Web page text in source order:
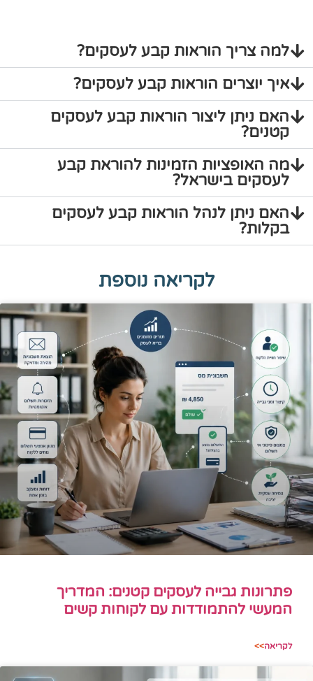
למה צריך הוראות קבע לעסקים?
איך יוצרים הוראות קבע לעסקים?
האם ניתן ליצור הוראות קבע לעסקים
קטנים?
מה האופציות הזמינות להוראת קבע
לעסקים בישראל?
האם ניתן לנהל הוראות קבע לעסקים
בקלות?
לקריאה נוספת
פתרונות גבייה לעסקים קטנים: המדריך
המעשי להתמודדות עם לקוחות קשים
לקריאה>>